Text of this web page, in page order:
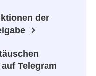
der
Telegram